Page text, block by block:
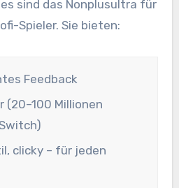
sind das Nonplusultra für
Spieler. Sie bieten:
Feedback
(20–100 Millionen
clicky – für jeden